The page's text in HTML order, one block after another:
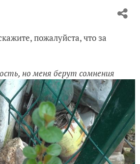
пожалуйста, что за
но меня берут сомнения